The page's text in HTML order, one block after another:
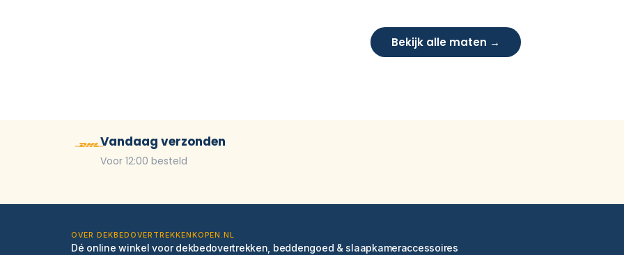
Bekijk alle maten →
Vandaag verzonden
Voor 12:00 besteld
OVER DEKBEDOVERTREKKENKOPEN.NL
Dé online winkel voor dekbedovertrekken, beddengoed & slaapkameraccessoires